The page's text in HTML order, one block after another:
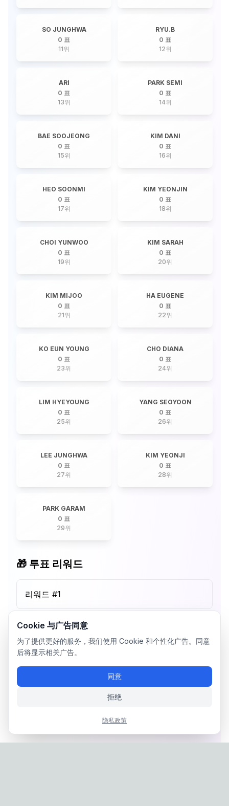
SO JUNGHWA
0 표
11위
RYU.B
0 표
12위
ARI
0 표
13위
PARK SEMI
0 표
14위
BAE SOOJEONG
0 표
15위
KIM DANI
0 표
16위
HEO SOONMI
0 표
17위
KIM YEONJIN
0 표
18위
CHOI YUNWOO
0 표
19위
KIM SARAH
0 표
20위
KIM MIJOO
0 표
21위
HA EUGENE
0 표
22위
KO EUN YOUNG
0 표
23위
CHO DIANA
0 표
24위
LIM HYEYOUNG
0 표
25위
YANG SEOYOON
0 표
26위
LEE JUNGHWA
0 표
27위
KIM YEONJI
0 표
28위
PARK GARAM
0 표
29위
🎁 투표 리워드
리워드 #1
Cookie 与广告同意
为了提供更好的服务，我们使用 Cookie 和个性化广告。同意
后将显示相关广告。
同意
拒绝
隐私政策